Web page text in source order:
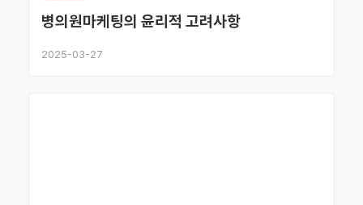
병의원마케팅의 윤리적 고려사항
2025-03-27